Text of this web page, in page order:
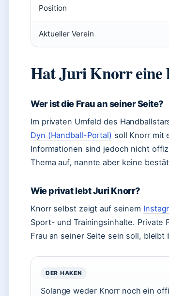
Position
Aktueller Verein
Hat Juri Knorr eine
Wer ist die Frau an seiner Seite?
Im privaten Umfeld des
Dyn (Handball-Portal) soll Knorr mit
Informationen sind jedoch nicht
Thema auf, nannte aber keine
Wie privat lebt Juri Knorr?
Knorr selbst zeigt auf seinem
Sport- und Trainingsinhalte. Private
Frau an seiner Seite sein soll, bleibt
DER HAKEN
Solange weder Knorr noch ein